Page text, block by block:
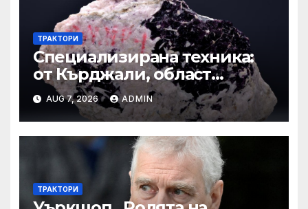
ТРАКТОРИ
Специализирана техника:
от Кърджали, област
Кърджали Втора ръка и
нови с ТОП цени онлайн от
цяла България — Bazar.bg
AUG 7, 2026 ADMIN
ТРАКТОРИ